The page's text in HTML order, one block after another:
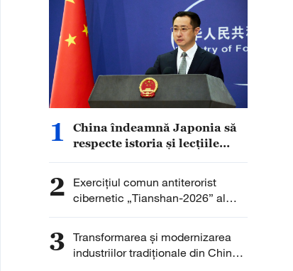
1
China îndeamnă Japonia să
respecte istoria și lecțiile
2
Exercițiul comun antiterorist
cibernetic „Tianshan-2026” al
OCS, desfășurat la Urumqi
3 Transformarea și modernizarea
industriilor tradiționale din China
se accelerează, iar sectoarele